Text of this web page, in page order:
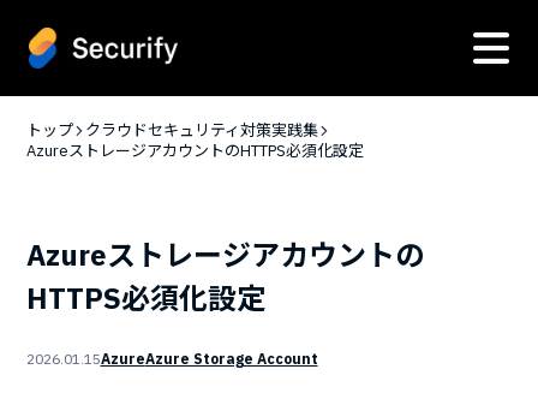
トップ
クラウドセキュリティ対策実践集
AzureストレージアカウントのHTTPS必須化設定
Azureストレージアカウントの
HTTPS必須化設定
2026.01.15AzureAzure Storage Account